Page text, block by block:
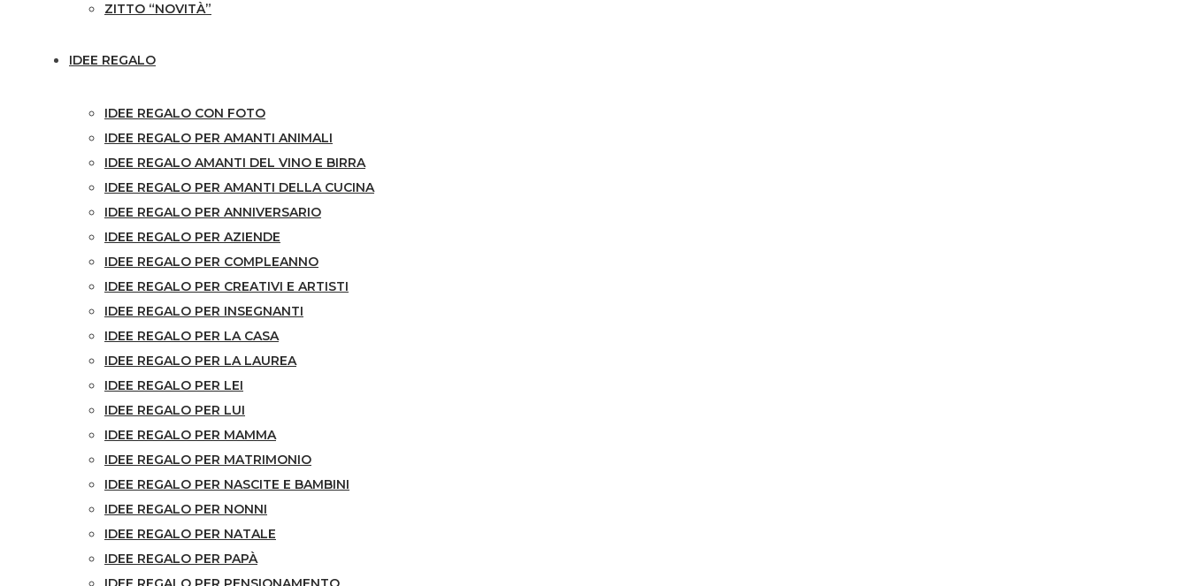
ZITTO “NOVITÀ”
IDEE REGALO
IDEE REGALO CON FOTO
IDEE REGALO PER AMANTI ANIMALI
IDEE REGALO AMANTI DEL VINO E BIRRA
IDEE REGALO PER AMANTI DELLA CUCINA
IDEE REGALO PER ANNIVERSARIO
IDEE REGALO PER AZIENDE
IDEE REGALO PER COMPLEANNO
IDEE REGALO PER CREATIVI E ARTISTI
IDEE REGALO PER INSEGNANTI
IDEE REGALO PER LA CASA
IDEE REGALO PER LA LAUREA
IDEE REGALO PER LEI
IDEE REGALO PER LUI
IDEE REGALO PER MAMMA
IDEE REGALO PER MATRIMONIO
IDEE REGALO PER NASCITE E BAMBINI
IDEE REGALO PER NONNI
IDEE REGALO PER NATALE
IDEE REGALO PER PAPÀ